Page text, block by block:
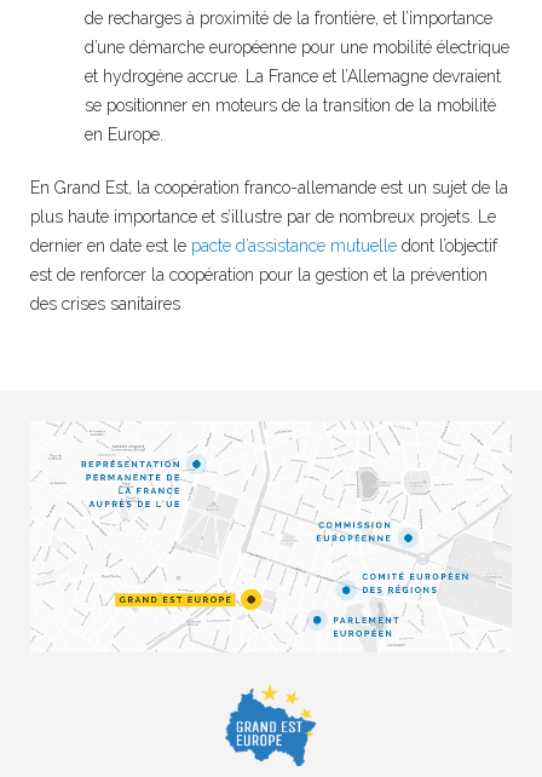
de recharges à proximité de la frontière, et l’importance
d’une démarche européenne pour une mobilité électrique
et hydrogène accrue. La France et l’Allemagne devraient
se positionner en moteurs de la transition de la mobilité
en Europe.
En Grand Est, la coopération franco-allemande est un sujet de la
plus haute importance et s’illustre par de nombreux projets. Le
dernier en date est le pacte d’assistance mutuelle dont l’objectif
est de renforcer la coopération pour la gestion et la prévention
des crises sanitaires